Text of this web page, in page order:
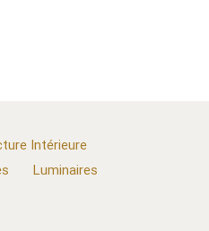
Intérieure
Luminaires